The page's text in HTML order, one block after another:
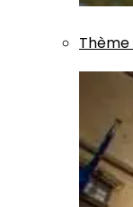
Thème